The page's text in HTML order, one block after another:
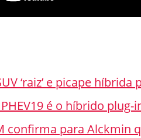
‘raiz’ e picape híbrida
é o híbrido
confirma para Alckmin